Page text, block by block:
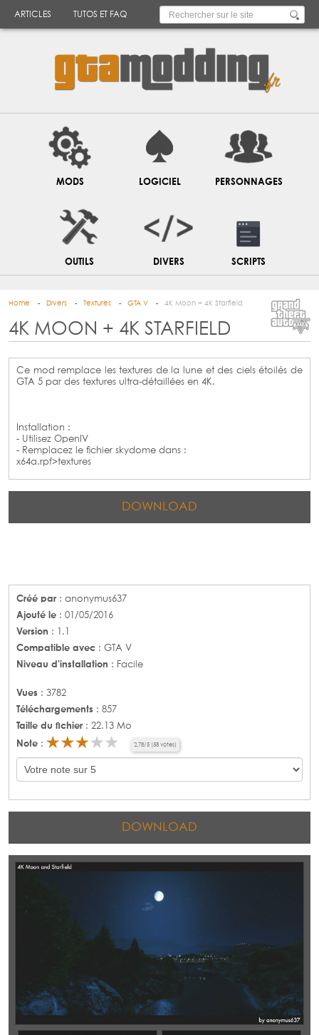
ARTICLES TUTOS ET FAQ
MODS LOGICIEL PERSONNAGES
OUTILS DIVERS SCRIPTS
Home Divers Textures GTA V 4K Moon + 4K Starfield
4K MOON + 4K STARFIELD
Ce mod remplace les textures de la lune et des ciels étoilés de
GTA 5 par des textures ultra-détaillées en 4K.
Installation :
- Utilisez OpenIV
- Remplacez le fichier skydome dans :
x64a.rpf>textures
DOWNLOAD
Créé par : anonymus637
Ajouté le : 01/05/2016
Version : 1.1
Compatible avec : GTA V
Niveau d'installation : Facile
Vues : 3782
Téléchargements : 857
Taille du fichier : 22.13 Mo
Note : 2,78/5 58 votes)
DOWNLOAD